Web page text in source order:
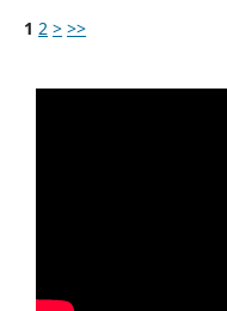
1 2 > >>